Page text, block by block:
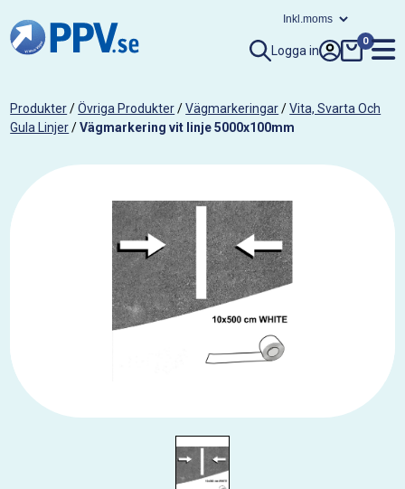
Logga in
0
Produkter/Övriga Produkter/Vägmarkeringar/Vita, Svarta Och
Gula Linjer/Vägmarkering vit linje 5000x100mm